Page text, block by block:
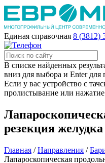
Единая справочная 8 (3812)
В списке найденных
вниз для выбора и Enter
Если у вас устройство с
пролистывание или
резекция желудка
Главная /Направления /
Лапароскопическая